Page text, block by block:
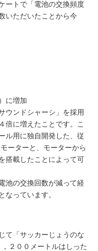
ートで「電池の交換頻度
いただいたことから今
に増加
ウンドシャーシ」を採用
倍に増えたことです。こ
ル用に独自開発した、従
ーターと、モーターから
搭載したことによって可
池の交換回数が減って経
なっています。
て「サッカーじょうのな
２００メートルはしった